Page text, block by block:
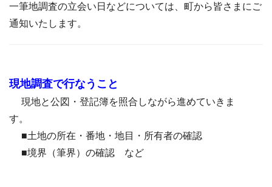
一筆地調査の立会い日などについては、町から皆さまにご
通知いたします。
現地調査で行なうこと
現地と公図・登記簿を照合しながら進めていきま
す。
■土地の所在・番地・地目・所有者の確認
■境界（筆界）の確認 など